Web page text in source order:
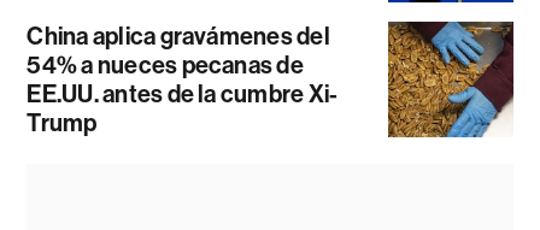
China aplica gravámenes del
54% a nueces pecanas de
EE.UU. antes de la cumbre Xi-
Trump